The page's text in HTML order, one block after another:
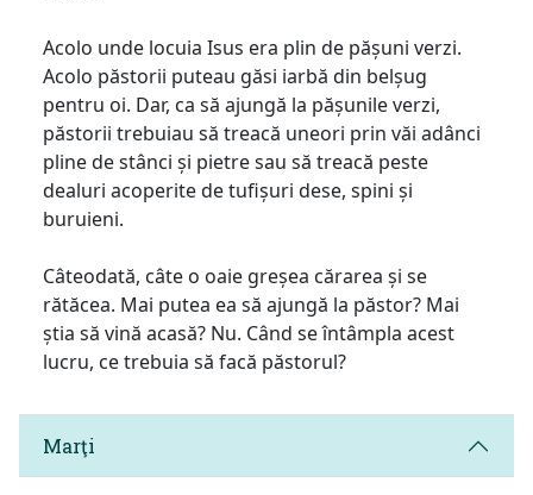
Acolo unde locuia Isus era plin de pășuni verzi.
Acolo păstorii puteau găsi iarbă din belșug
pentru oi. Dar, ca să ajungă la pășunile verzi,
păstorii trebuiau să treacă uneori prin văi adânci
pline de stânci și pietre sau să treacă peste
dealuri acoperite de tufișuri dese, spini și
buruieni.
Câteodată, câte o oaie greșea cărarea și se
rătăcea. Mai putea ea să ajungă la păstor? Mai
știa să vină acasă? Nu. Când se întâmpla acest
lucru, ce trebuia să facă păstorul?
Marţi